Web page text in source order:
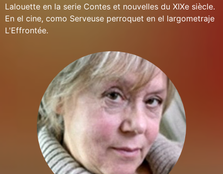
Lalouette en la serie Contes et nouvelles du XIXe siècle.
En el cine, como Serveuse perroquet en el largometraje
L'Effrontée.